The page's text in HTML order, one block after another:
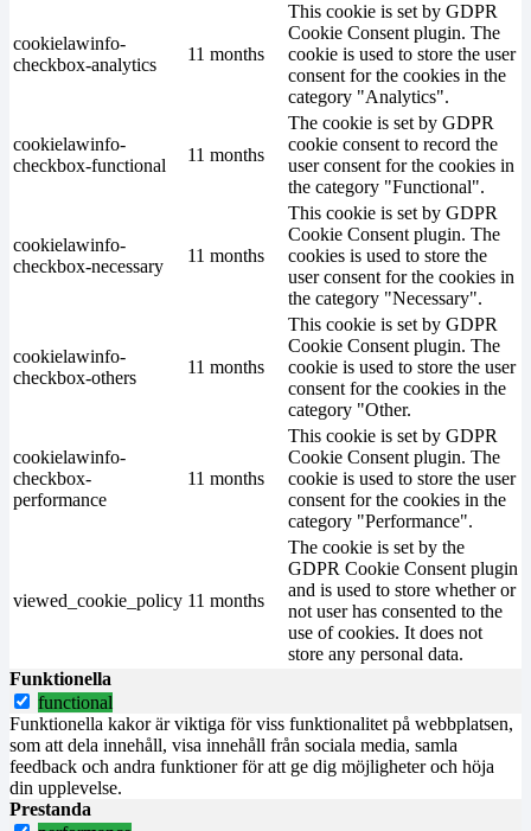
cookielawinfo-
checkbox-analytics
11 months
This cookie is set by GDPR
Cookie Consent plugin. The
cookie is used to store the user
consent for the cookies in the
category "Analytics".
cookielawinfo-
checkbox-functional
11 months
The cookie is set by GDPR
cookie consent to record the
user consent for the cookies in
the category "Functional".
cookielawinfo-
checkbox-necessary
11 months
This cookie is set by GDPR
Cookie Consent plugin. The
cookies is used to store the
user consent for the cookies in
the category "Necessary".
cookielawinfo-
checkbox-others
11 months
This cookie is set by GDPR
Cookie Consent plugin. The
cookie is used to store the user
consent for the cookies in the
category "Other.
cookielawinfo-
checkbox-
performance
11 months
This cookie is set by GDPR
Cookie Consent plugin. The
cookie is used to store the user
consent for the cookies in the
category "Performance".
viewed_cookie_policy 11 months
The cookie is set by the
GDPR Cookie Consent plugin
and is used to store whether or
not user has consented to the
use of cookies. It does not
store any personal data.
Funktionella
functional
Funktionella kakor är viktiga för viss funktionalitet på webbplatsen,
som att dela innehåll, visa innehåll från sociala media, samla
feedback och andra funktioner för att ge dig möjligheter och höja
din upplevelse.
Prestanda